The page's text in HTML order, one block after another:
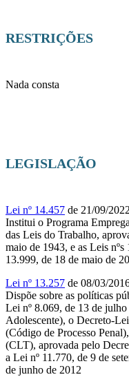
RESTRIÇÕES
Nada consta
LEGISLAÇÃO
Lei nº 14.457 de 21/09/
Institui o Programa
das Leis do Trabalho,
maio de 1943, e as Leis
13.999, de 18 de maio de
Lei nº 13.257 de 08/03/
Dispõe sobre as políticas
Lei nº 8.069, de 13 de
Adolescente), o Decreto-
(Código de Processo
(CLT), aprovada pelo
a Lei nº 11.770, de 9 de
de junho de 2012